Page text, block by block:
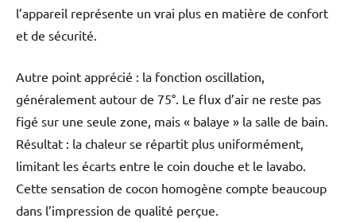
l’appareil représente un vrai plus en matière de confort
et de sécurité.
Autre point apprécié : la fonction oscillation,
généralement autour de 75°. Le flux d’air ne reste pas
figé sur une seule zone, mais « balaye » la salle de bain.
Résultat : la chaleur se répartit plus uniformément,
limitant les écarts entre le coin douche et le lavabo.
Cette sensation de cocon homogène compte beaucoup
dans l’impression de qualité perçue.